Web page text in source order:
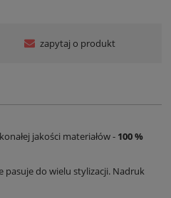
zapytaj o produkt
jakości materiałów - 100 %
pasuje do wielu stylizacji. Nadruk